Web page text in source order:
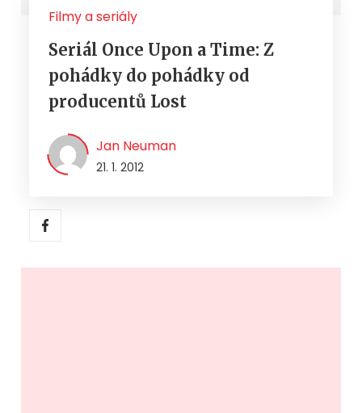
Filmy a seriály
Seriál Once Upon a Time: Z
pohádky do pohádky od
producentů Lost
Jan Neuman
21. 1. 2012